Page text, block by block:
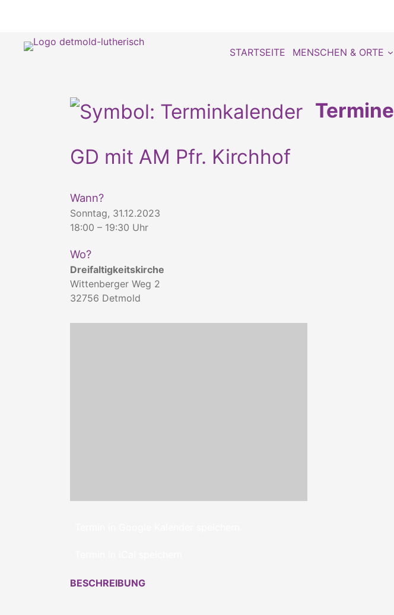
STARTSEITE MENSCHEN & ORTE
Termine
GD mit AM Pfr. Kirchhof
Wann?
Sonntag, 31.12.2023
18:00 – 19:30 Uhr
Wo?
Dreifaltigkeitskirche
Wittenberger Weg 2
32756 Detmold
BESCHREIBUNG